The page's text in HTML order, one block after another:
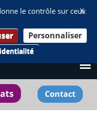
X
le contrôle sur ceux
Personnaliser
Contact